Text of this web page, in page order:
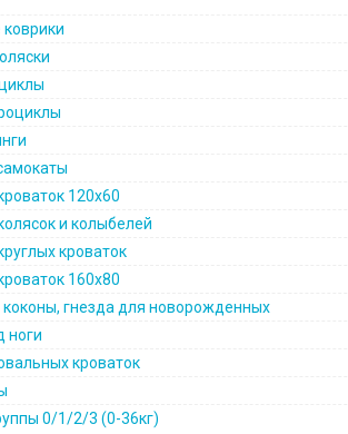
120х60
и колыбелей
кроваток
160х80
гнезда для новорожденных
ноги
кроваток
0/1/2/3 (0-36кг)